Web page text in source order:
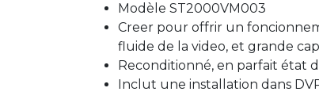
Modèle ST2000VM003
Creer pour offrir un
fluide de la video, et grande
Reconditionné, en parfait état
Inclut une installation dans